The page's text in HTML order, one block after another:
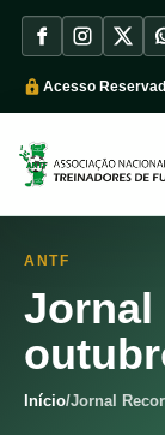
Acesso
ANTF
Jornal
Início/Jornal